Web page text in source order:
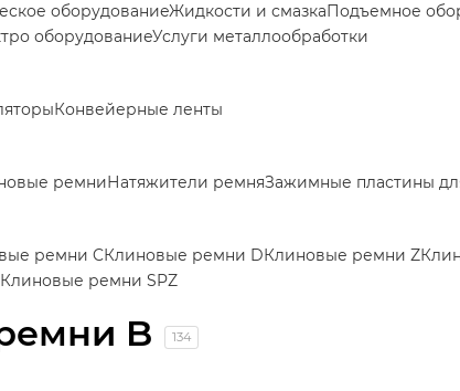
B 134
оборудованиеЖидкости и смазкаПодъемное
оборудованиеУслуги металлообработки
Конвейерные ленты
ремниНатяжители ремняЗажимные пластины
ремни CКлиновые ремни DКлиновые ремни Z
Клиновые ремни SPZ